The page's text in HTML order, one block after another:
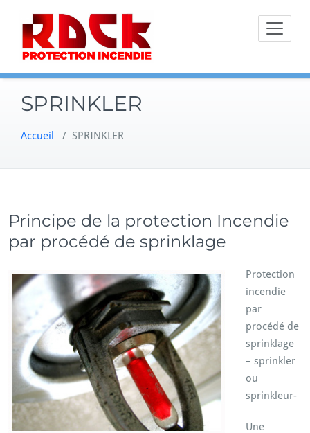
content
SPRINKLER
Accueil / SPRINKLER
Principe de la protection Incendie
par procédé de sprinklage
Protection
incendie
par
procédé de
sprinklage
– sprinkler
ou
sprinkleur-
Une